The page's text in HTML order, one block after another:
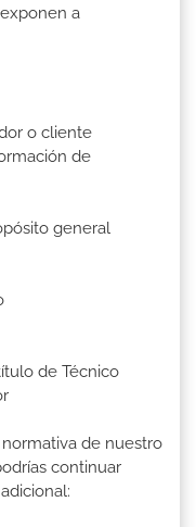
a
o cliente
de
general
de Técnico
de nuestro
continuar